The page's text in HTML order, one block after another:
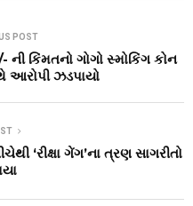
POST
ની કિંમતનો ગોગો સ્મોકિંગ કોન
આરોપી ઝડપાયો
‘રીક્ષા ગેંગ’ના ત્રણ સાગરીતો